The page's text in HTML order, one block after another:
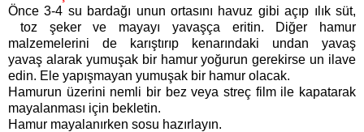
Önce 3-4 su bardağı unun ortasını havuz gibi açıp ılık süt,
toz şeker ve mayayı yavaşça eritin. Diğer hamur
malzemelerini de karıştırıp kenarındaki undan yavaş
yavaş alarak yumuşak bir hamur yoğurun gerekirse un ilave
edin. Ele yapışmayan yumuşak bir hamur olacak.
Hamurun üzerini nemli bir bez veya streç film ile kapatarak
mayalanması için bekletin.
Hamur mayalanırken sosu hazırlayın.